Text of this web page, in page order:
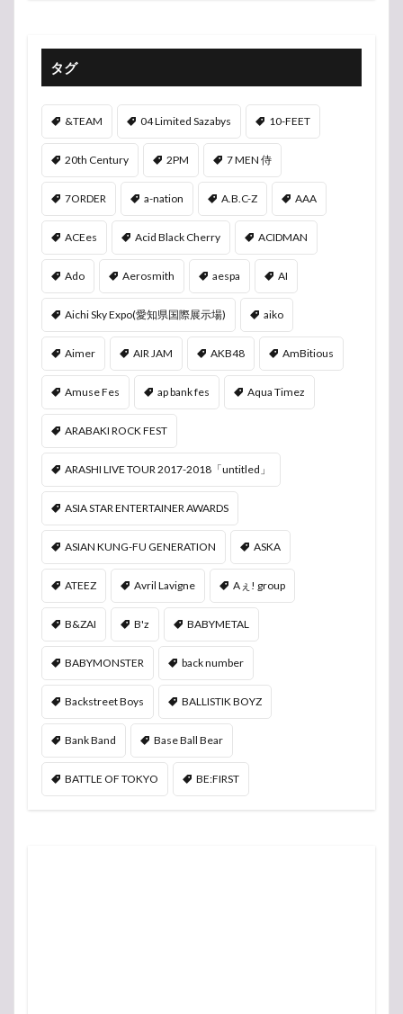
タグ
&TEAM 04 Limited Sazabys 10-FEET
20th Century 2PM 7 MEN 侍
7ORDER a-nation A.B.C-Z AAA
ACEes Acid Black Cherry ACIDMAN
Ado Aerosmith aespa AI
Aichi Sky Expo(愛知県国際展示場) aiko
Aimer AIR JAM AKB48 AmBitious
Amuse Fes ap bank fes Aqua Timez
ARABAKI ROCK FEST
ARASHI LIVE TOUR 2017-2018「untitled」
ASIA STAR ENTERTAINER AWARDS
ASIAN KUNG-FU GENERATION ASKA
ATEEZ Avril Lavigne Aぇ! group
B&ZAI B'z BABYMETAL
BABYMONSTER back number
Backstreet Boys BALLISTIK BOYZ
Bank Band Base Ball Bear
BATTLE OF TOKYO BE:FIRST